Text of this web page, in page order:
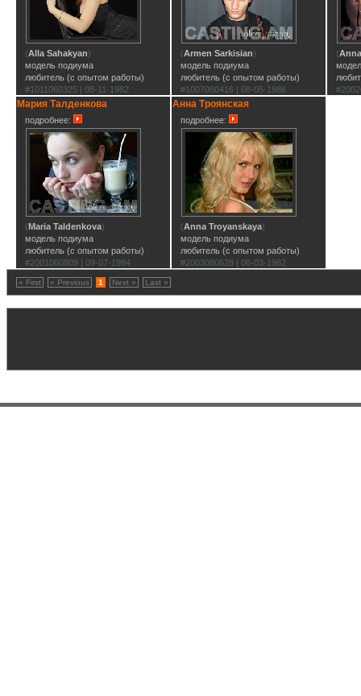
(Alla Sahakyan)
модель подиума
любитель (с опытом работы)
#1011060325 | 08-11-1982
(Armen Sarkisian)
модель подиума
любитель (с опытом работы)
#1007060416 | 08-05-1986
(
Мария Талденкова
подробнее:
(Maria Taldenkova)
модель подиума
любитель (с опытом работы)
#2001060809 | 09-07-1984
Анна Троянская
подробнее:
(Anna Troyanskaya)
модель подиума
любитель (с опытом работы)
#2003080628 | 06-03-1982
« First « Previous 1 Next » Last »